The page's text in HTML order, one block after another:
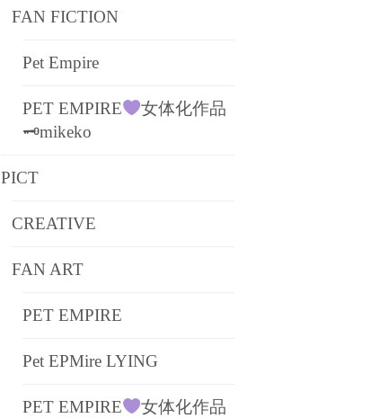
FAN FICTION
Pet Empire
PET EMPIRE
女体化作品
🗝mikeko
PICT
CREATIVE
FAN ART
PET EMPIRE
Pet EPMire LYING
PET EMPIRE
女体化作品